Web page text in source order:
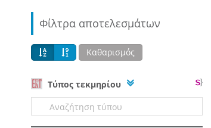
Φίλτρα αποτελεσμάτων
Καθαρισμός
Tύπος τεκμηρίου